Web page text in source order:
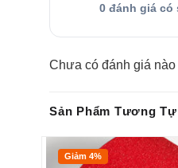
0 đánh giá có
Chưa có đánh giá nào
Sản Phẩm Tương Tự
Giảm 4%